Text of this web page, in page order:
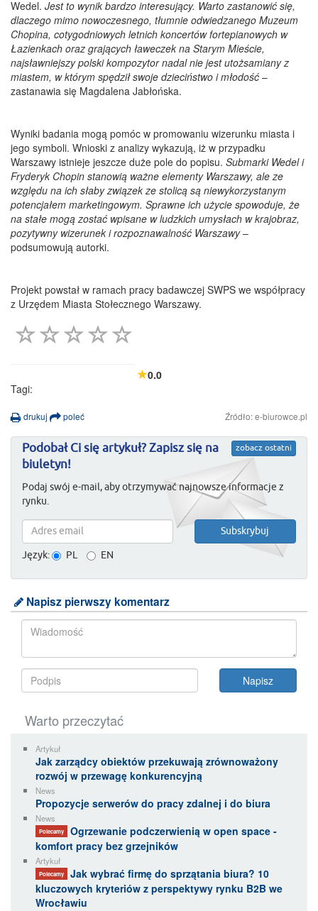
Wedel. Jest to wynik bardzo interesujący. Warto zastanowić się,
dlaczego mimo nowoczesnego, tłumnie odwiedzanego Muzeum
Chopina, cotygodniowych letnich koncertów fortepianowych w
Łazienkach oraz grających ławeczek na Starym Mieście,
najsławniejszy polski kompozytor nadal nie jest utożsamiany z
miastem, w którym spędził swoje dzieciństwo i młodość –
zastanawia się Magdalena Jabłońska.
Wyniki badania mogą pomóc w promowaniu wizerunku miasta i
jego symboli. Wnioski z analizy wykazują, iż w przypadku
Warszawy istnieje jeszcze duże pole do popisu. Submarki Wedel i
Fryderyk Chopin stanowią ważne elementy Warszawy, ale ze
względu na ich słaby związek ze stolicą są niewykorzystanym
potencjałem marketingowym. Sprawne ich użycie spowoduje, że
na stałe mogą zostać wpisane w ludzkich umysłach w krajobraz,
pozytywny wizerunek i rozpoznawalność Warszawy–
podsumowują autorki.
Projekt powstał w ramach pracy badawczej SWPS we współpracy
z Urzędem Miasta Stołecznego Warszawy.
0.0
Tagi:
drukuj poleć Źródło: e-biurowce.pl
zobacz ostatni
Podobał Ci się artykuł? Zapisz się na
biuletyn!
Podaj swój e-mail, aby otrzymywać najnowsze informacje z
rynku.
Język: PL EN
Napisz pierwszy komentarz
Warto przeczytać
Artykuł
Jak zarządcy obiektów przekuwają zrównoważony
rozwój w przewagę konkurencyjną
News
Propozycje serwerów do pracy zdalnej i do biura
News
Polecamy
Ogrzewanie podczerwienią w open space -
komfort pracy bez grzejników
Artykuł
Polecamy
Jak wybrać firmę do sprzątania biura? 10
kluczowych kryteriów z perspektywy rynku B2B we
Wrocławiu